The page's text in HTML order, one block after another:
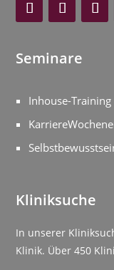
Seminare
Inhouse-Training
Kliniksuche
In unserer
Klinik. Über 450